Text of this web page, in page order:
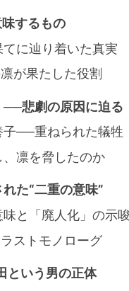
するもの
に辿り着いた真実
が果たした役割
──悲劇の原因に迫る
子──重ねられた犠牲
凛を脅したのか
た“二重の意味”
と「廃人化」の示唆
ストモノローグ
という男の正体